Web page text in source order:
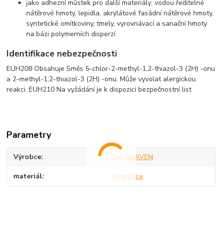
jako adhezní můstek pro další materiály: vodou ředitelné
nátěrové hmoty, lepidla, akrylátové fasádní nátěrové hmoty,
syntetické omítkoviny, tmely, vyrovnávací a sanační hmoty
na bázi polymerních disperzí
Identifikace nebezpečnosti
EUH208 Obsahuje Směs 5-chlor-2-methyl-1,2-thiazol-3 (2H) -onu
a 2-methyl-1,2-thiazol-3 (2H) -onu. Může vyvolat alergickou
reakci. EUH210 Na vyžádání je k dispozici bezpečnostní list.
Parametry
Výrobce Den BRAVEN
materiál Penetrace